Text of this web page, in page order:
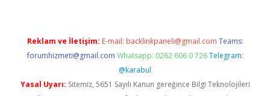
Reklam ve İletişim: E-mail: backlinkpaneli@gmail.com Teams:
forumhizmeti@gmail.com Whatsapp: 0262 606 0 726 Telegram:
@karabul
Yasal Uyarı: Sitemiz, 5651 Sayılı Kanun gereğince Bilgi Teknolojileri